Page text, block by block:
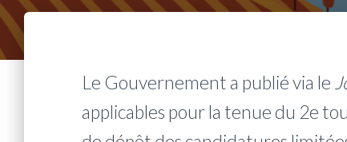
Le Gouvernement a publié via le
applicables pour la tenue du 2e